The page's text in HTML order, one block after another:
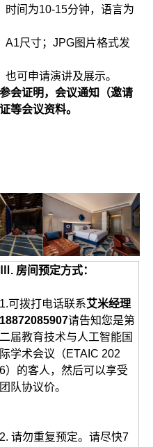
时间为10-15分钟，语言为
A1尺寸；JPG图片格式发
可申请演讲及展示。
会证明，会议通知（邀请
等会议资料。
Ⅲ. 房间预定方式：
1.可拨打电话联系艾米经理
18872085907请告知您是第
二届教育技术与人工智能国
际学术会议（ETAIC 202
6）的客人，然后可以享受
团队协议价。
2. 请勿重复预定。请尽快7